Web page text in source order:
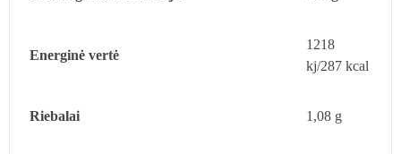
Energinė vertė
1218
kj/287 kcal
Riebalai 1,08 g